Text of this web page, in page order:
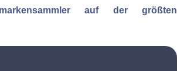
auf der größten